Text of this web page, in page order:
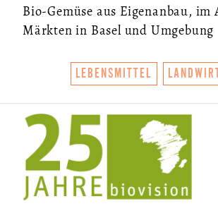
Bio-Gemüse aus Eigenanbau, im
Märkten in Basel und Umgebung
LEBENSMITTEL